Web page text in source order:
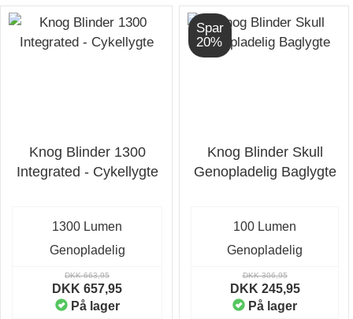
Knog Blinder 1300
Integrated - Cykellygte
1300 Lumen
Genopladelig
DKK 663,95
DKK 657,95
På lager
Spar
20%
Knog Blinder Skull
Genopladelig Baglygte
100 Lumen
Genopladelig
DKK 306,95
DKK 245,95
På lager